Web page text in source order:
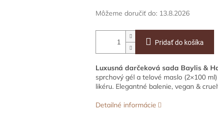
Môžeme doručiť do: 13.8.2026
Pridať do košíka
Luxusná darčeková sada Baylis &
sprchový gél a telové maslo (2×100
likéru. Elegantné balenie, vegan &
Detailné informácie